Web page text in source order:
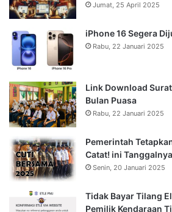
Jumat, 25 April 2025
iPhone 16 Segera
Rabu, 22 Januari 2025
Link Download
Bulan Puasa
Rabu, 22 Januari 2025
Pemerintah
Catat! ini Tanggalnya
Senin, 20 Januari 2025
Tidak Bayar Tilang
Pemilik Kendaraan